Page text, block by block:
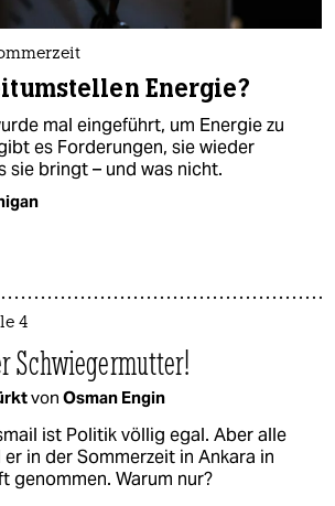
Energie?
mal eingeführt, um Energie zu
es Forderungen, sie wieder
sie bringt – und was nicht.
4
Schwiegermutter!
von Osman Engin
ist Politik völlig egal. Aber alle
in der Sommerzeit in Ankara in
genommen. Warum nur?